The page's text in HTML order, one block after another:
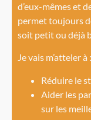
d’eux-mêmes et
permet toujours
soit petit ou déjà
Je vais m’atteler à :
Réduire le
Aider les
sur les